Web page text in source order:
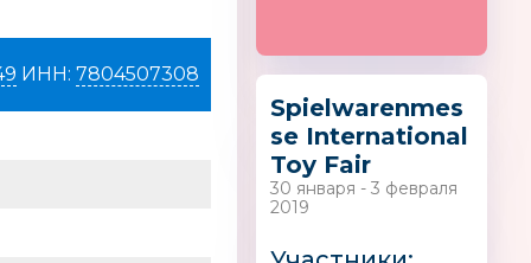
ИНН: 7804507308
Spielwarenmes
se International
Toy Fair
30 января - 3 февраля
2019